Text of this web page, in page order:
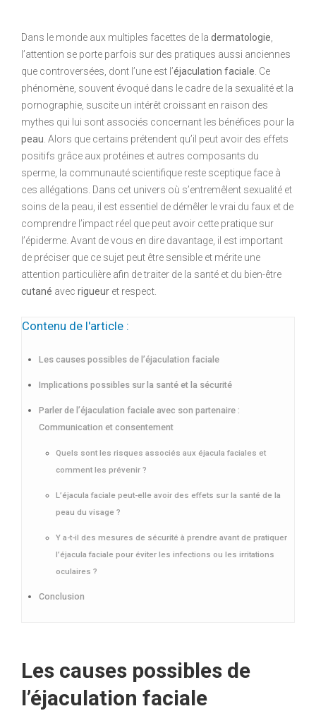
Dans le monde aux multiples facettes de la dermatologie
l’attention se porte parfois sur des pratiques aussi anciennes
que controversées, dont l’une est l’éjaculation faciale . Ce
phénomène, souvent évoqué dans le cadre de la sexualité et la
pornographie, suscite un intérêt croissant en raison des
mythes qui lui sont associés concernant les bénéfices pour la
peau . Alors que certains prétendent qu’il peut avoir des effets
positifs grâce aux protéines et autres composants du
sperme, la communauté scientifique reste sceptique face à
ces allégations. Dans cet univers où s’entremêlent sexualité et
soins de la peau, il est essentiel de démêler le vrai du faux et de
comprendre l’impact réel que peut avoir cette pratique sur
l’épiderme. Avant de vous en dire davantage, il est important
de préciser que ce sujet peut être sensible et mérite une
attention particulière afin de traiter de la santé et du bien-être
cutané avec rigueur et respect.
Contenu de l'article :
Les causes possibles de l’éjaculation faciale
Implications possibles sur la santé et la sécurité
Parler de l’éjaculation faciale avec son partenaire :
Communication et consentement
Quels sont les risques associés aux éjacula faciales et
comment les prévenir ?
L’éjacula faciale peut-elle avoir des effets sur la santé de la
peau du visage ?
Y a-t-il des mesures de sécurité à prendre avant de pratiquer
l’éjacula faciale pour éviter les infections ou les irritations
oculaires ?
Conclusion
Les causes possibles de
l’éjaculation faciale